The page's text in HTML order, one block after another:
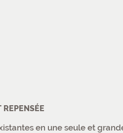
en une seule et